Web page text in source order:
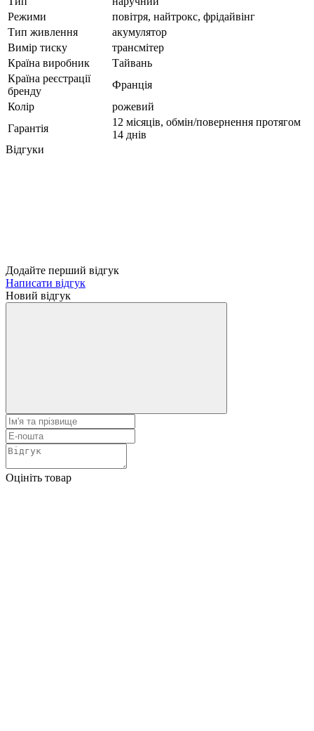
Режими
повітря, найтрокс, фрідайвінг
Тип живлення
акумулятор
Вимір тиску
трансмітер
Країна виробник
Тайвань
Країна реєстрації
бренду
Франція
Колір
рожевий
Гарантія
12 місяців, обмін/повернення протягом
14 днів
Відгуки
Додайте перший відгук
Написати відгук
Новий відгук
Оцініть товар